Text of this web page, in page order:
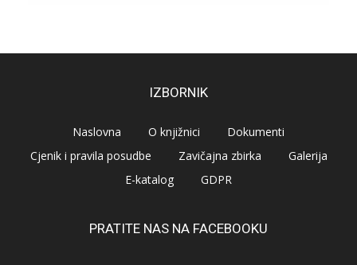
IZBORNIK
Naslovna O knjižnici
Dokumenti
Cjenik i pravila posudbe
Zavičajna zbirka
Galerija
E-katalog
GDPR
PRATITE NAS NA FACEBOOKU